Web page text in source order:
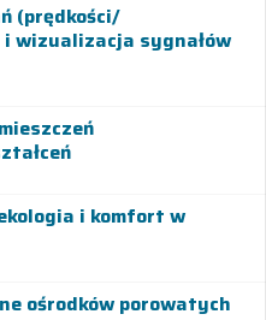
(prędkości/
wizualizacja sygnałów
i komfort w
ośrodków porowatych